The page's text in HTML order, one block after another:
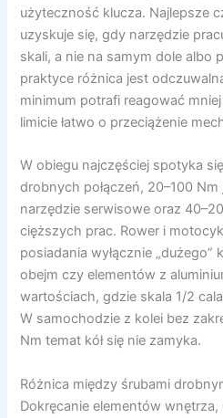
użyteczność klucza. Najlepsze
uzyskuje się, gdy narzędzie
skali, a nie na samym dole albo
praktyce różnica jest
minimum potrafi reagować
limicie łatwo o przeciążenie
W obiegu najczęściej spotyka
drobnych połączeń, 20–100
narzędzie serwisowe oraz
cięższych prac. Rower i
posiadania wyłącznie „dużego”
obejm czy elementów z
wartościach, gdzie skala 1/2
W samochodzie z kolei bez
Nm temat kół się nie zamyka.
Różnica między śrubami
Dokręcanie elementów